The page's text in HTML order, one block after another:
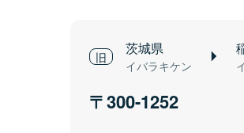
茨城県
イバラキケン
300-1252